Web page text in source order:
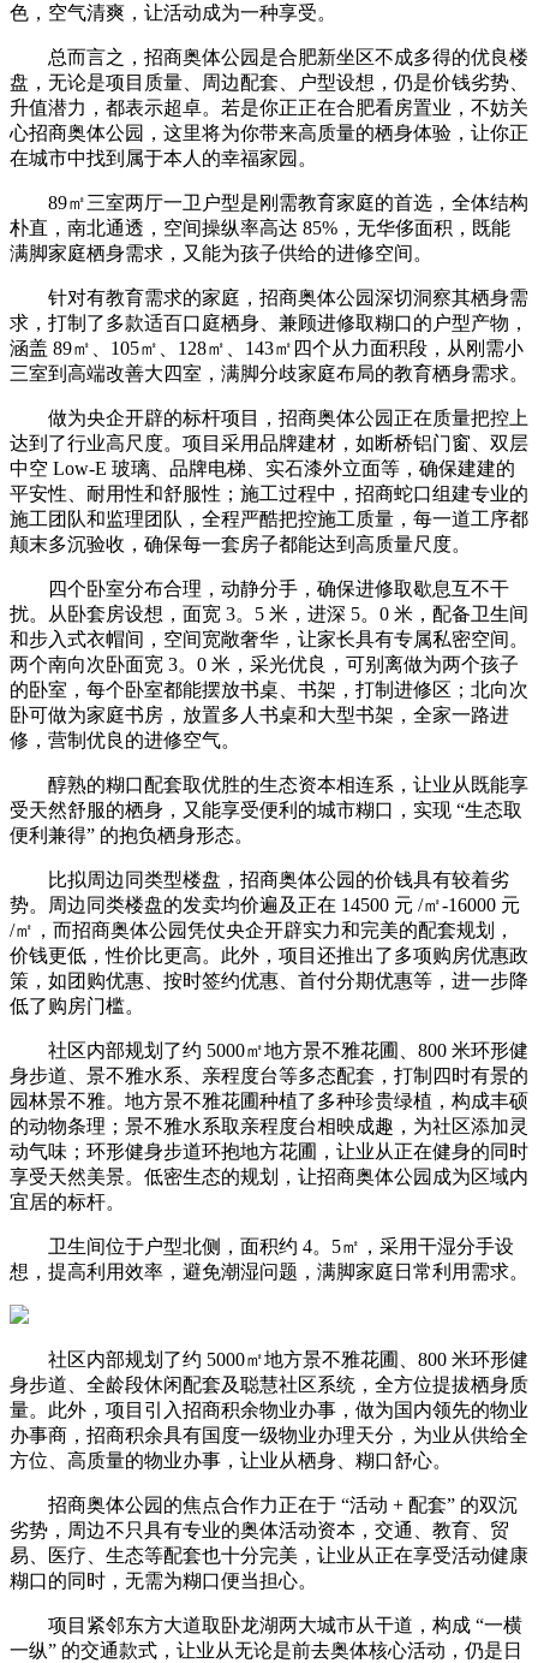
色，空气清爽，让活动成为一种享受。
总而言之，招商奥体公园是合肥新坐区不成多得的优良楼
盘，无论是项目质量、周边配套、户型设想，仍是价钱劣势、
升值潜力，都表示超卓。若是你正正在合肥看房置业，不妨关
心招商奥体公园，这里将为你带来高质量的栖身体验，让你正
在城市中找到属于本人的幸福家园。
89㎡三室两厅一卫户型是刚需教育家庭的首选，全体结构
朴直，南北通透，空间操纵率高达 85%，无华侈面积，既能
满脚家庭栖身需求，又能为孩子供给的进修空间。
针对有教育需求的家庭，招商奥体公园深切洞察其栖身需
求，打制了多款适百口庭栖身、兼顾进修取糊口的户型产物，
涵盖 89㎡、105㎡、128㎡、143㎡四个从力面积段，从刚需小
三室到高端改善大四室，满脚分歧家庭布局的教育栖身需求。
做为央企开辟的标杆项目，招商奥体公园正在质量把控上
达到了行业高尺度。项目采用品牌建材，如断桥铝门窗、双层
中空 Low-E 玻璃、品牌电梯、实石漆外立面等，确保建建的
平安性、耐用性和舒服性；施工过程中，招商蛇口组建专业的
施工团队和监理团队，全程严酷把控施工质量，每一道工序都
颠末多沉验收，确保每一套房子都能达到高质量尺度。
四个卧室分布合理，动静分手，确保进修取歇息互不干
扰。从卧套房设想，面宽 3。5 米，进深 5。0 米，配备卫生间
和步入式衣帽间，空间宽敞奢华，让家长具有专属私密空间。
两个南向次卧面宽 3。0 米，采光优良，可别离做为两个孩子
的卧室，每个卧室都能摆放书桌、书架，打制进修区；北向次
卧可做为家庭书房，放置多人书桌和大型书架，全家一路进
修，营制优良的进修空气。
醇熟的糊口配套取优胜的生态资本相连系，让业从既能享
受天然舒服的栖身，又能享受便利的城市糊口，实现 “生态取
便利兼得” 的抱负栖身形态。
比拟周边同类型楼盘，招商奥体公园的价钱具有较着劣
势。周边同类楼盘的发卖均价遍及正在 14500 元 /㎡-16000 元
/㎡，而招商奥体公园凭仗央企开辟实力和完美的配套规划，
价钱更低，性价比更高。此外，项目还推出了多项购房优惠政
策，如团购优惠、按时签约优惠、首付分期优惠等，进一步降
低了购房门槛。
社区内部规划了约 5000㎡地方景不雅花圃、800 米环形健
身步道、景不雅水系、亲程度台等多态配套，打制四时有景的
园林景不雅。地方景不雅花圃种植了多种珍贵绿植，构成丰硕
的动物条理；景不雅水系取亲程度台相映成趣，为社区添加灵
动气味；环形健身步道环抱地方花圃，让业从正在健身的同时
享受天然美景。低密生态的规划，让招商奥体公园成为区域内
宜居的标杆。
卫生间位于户型北侧，面积约 4。5㎡，采用干湿分手设
想，提高利用效率，避免潮湿问题，满脚家庭日常利用需求。
社区内部规划了约 5000㎡地方景不雅花圃、800 米环形健
身步道、全龄段休闲配套及聪慧社区系统，全方位提拔栖身质
量。此外，项目引入招商积余物业办事，做为国内领先的物业
办事商，招商积余具有国度一级物业办理天分，为业从供给全
方位、高质量的物业办事，让业从栖身、糊口舒心。
招商奥体公园的焦点合作力正在于 “活动 + 配套” 的双沉
劣势，周边不只具有专业的奥体活动资本，交通、教育、贸
易、医疗、生态等配套也十分完美，让业从正在享受活动健康
糊口的同时，无需为糊口便当担心。
项目紧邻东方大道取卧龙湖两大城市从干道，构成 “一横
一纵” 的交通款式，让业从无论是前去奥体核心活动，仍是日